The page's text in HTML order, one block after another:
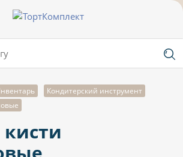
Кондитерский инструмент